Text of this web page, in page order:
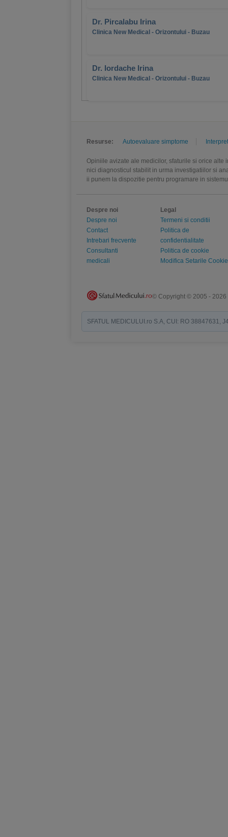
Dr. Pircalabu Irina
Clinica New Medical - Orizontului - Buzau
Dr. Iordache Irina
Clinica New Medical - Orizontului - Buzau
Resurse: Autoevaluare simptome
Opiniile avizate ale medicilor, sfaturile si orice
nici diagnosticul stabilit in urma investigatiilor si
ii punem la dispozitie pentru programare in
Despre noi
Despre noi
Contact
Intrebari frecvente
Consultanti
medicali
Legal
Termeni si conditii
Politica de
confidentialitate
Politica de cookie
Modifica Setarile Cookie
© Copyright © 2005 - 2026
SFATUL MEDICULUI.ro S.A, CUI: RO 38847631,